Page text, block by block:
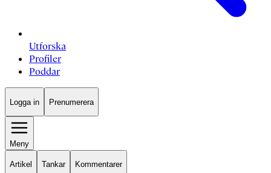
Utforska
Profiler
Poddar
Logga in Prenumerera
Meny
Artikel
Tankar
Kommentarer